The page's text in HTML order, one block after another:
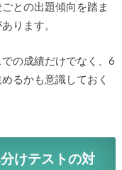
との出題傾向を踏ま
ります。
の成績だけでなく、6
るかも意識しておく
けテストの対